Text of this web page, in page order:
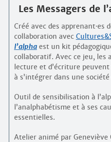
Les Messagers de
Créé avec des apprenant·es
collaboration avec
l’alphaest un kit
collaboratif. Avec ce jeu, les
lecture et d’écriture
à s’intégrer dans une
Outil de sensibilisation à
l’analphabétisme et à ses
essentielles.
Atelier animé par